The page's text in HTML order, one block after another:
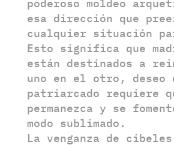
poderoso moldeo
esa dirección que
cualquier situación
Esto significa que
están destinados a
uno en el otro, deseo
patriarcado requiere
permanezca y se
modo sublimado.
La venganza de